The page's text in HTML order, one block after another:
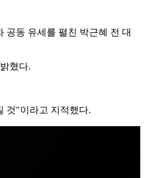
공동 유세를 펼친 박근혜 전 대
혔다.
것"이라고 지적했다.